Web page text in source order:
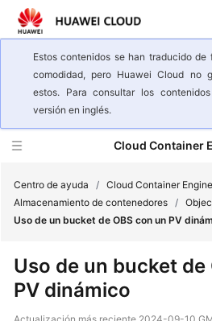
Estos contenidos se han traducido de
comodidad, pero Huawei Cloud no
estos. Para consultar los
versión en inglés.
Cloud Container
del
servicio
Centro de ayuda / Cloud Container Engine
Almacenamiento de contenedores /
Uso de un bucket de OBS con un PV
Uso de un bucket de
PV dinámico